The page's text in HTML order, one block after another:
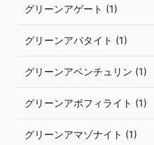
グリーンアゲート (1)
グリーンアパタイト (1)
グリーンアベンチュリン (1)
グリーンアポフィライト (1)
グリーンアマゾナイト (1)